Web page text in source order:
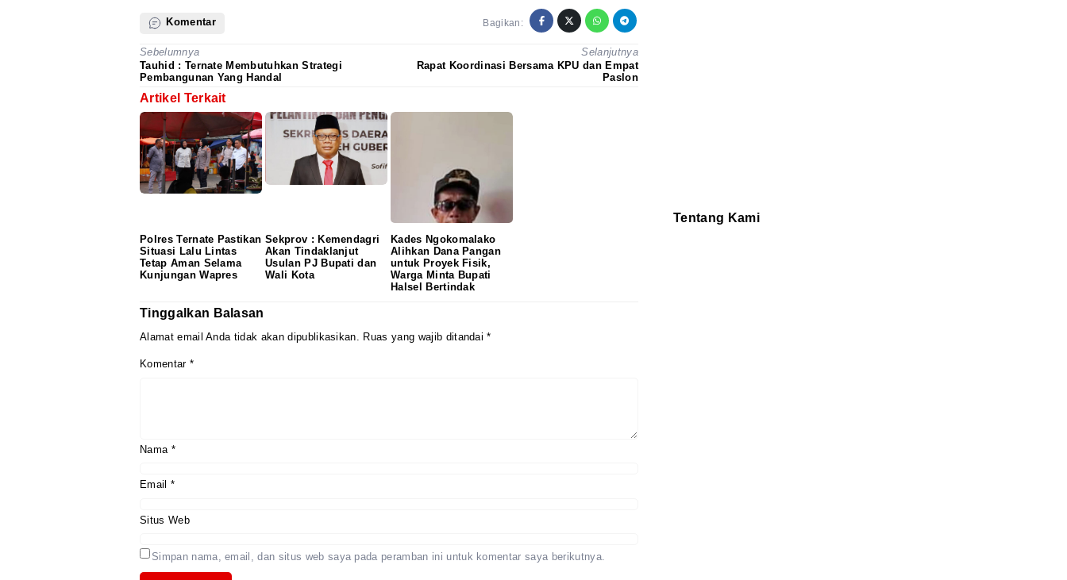
Komentar Bagikan:
Sebelumnya
Tauhid : Ternate Membutuhkan Strategi
Pembangunan Yang Handal
Selanjutnya
Rapat Koordinasi Bersama KPU dan Empat
Paslon
Artikel Terkait
Polres Ternate Pastikan
Situasi Lalu Lintas
Tetap Aman Selama
Kunjungan Wapres
Sekprov : Kemendagri
Akan Tindaklanjut
Usulan PJ Bupati dan
Wali Kota
Kades Ngokomalako
Alihkan Dana Pangan
untuk Proyek Fisik,
Warga Minta Bupati
Halsel Bertindak
Tinggalkan Balasan
Alamat email Anda tidak akan dipublikasikan. Ruas yang wajib ditandai*
Komentar *
Nama *
Email *
Situs Web
Simpan nama, email, dan situs web saya pada peramban ini untuk komentar saya berikutnya.
Tentang Kami